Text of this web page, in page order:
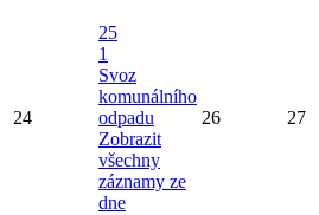
24
25
1
Svoz
komunálního
odpadu
Zobrazit
všechny
záznamy ze
dne
26 27